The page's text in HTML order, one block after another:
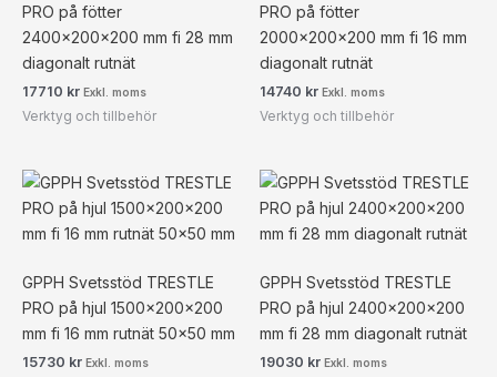
PRO på fötter
2400x200x200 mm fi 28 mm
diagonalt rutnät
17710 kr Exkl. moms
Verktyg och tillbehör
PRO på fötter
2000x200x200 mm fi 16 mm
diagonalt rutnät
14740 kr Exkl. moms
Verktyg och tillbehör
GPPH Svetsstöd TRESTLE
PRO på hjul 1500x200x200
mm fi 16 mm rutnät 50×50 mm
15730 kr Exkl. moms
GPPH Svetsstöd TRESTLE
PRO på hjul 2400x200x200
mm fi 28 mm diagonalt rutnät
19030 kr Exkl. moms